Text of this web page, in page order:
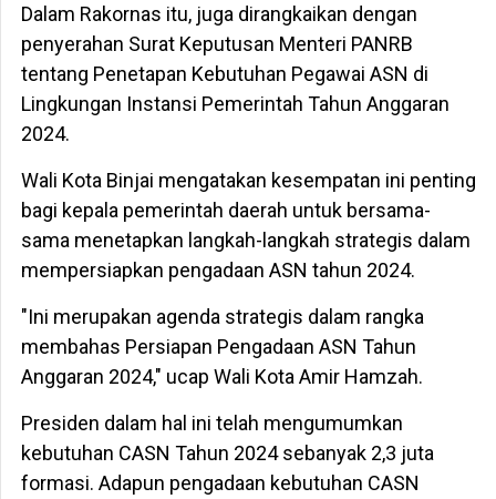
Dalam Rakornas itu, juga dirangkaikan dengan
penyerahan Surat Keputusan Menteri PANRB
tentang Penetapan Kebutuhan Pegawai ASN di
Lingkungan Instansi Pemerintah Tahun Anggaran
2024.
Wali Kota Binjai mengatakan kesempatan ini penting
bagi kepala pemerintah daerah untuk bersama-
sama menetapkan langkah-langkah strategis dalam
mempersiapkan pengadaan ASN tahun 2024.
"Ini merupakan agenda strategis dalam rangka
membahas Persiapan Pengadaan ASN Tahun
Anggaran 2024," ucap Wali Kota Amir Hamzah.
Presiden dalam hal ini telah mengumumkan
kebutuhan CASN Tahun 2024 sebanyak 2,3 juta
formasi. Adapun pengadaan kebutuhan CASN